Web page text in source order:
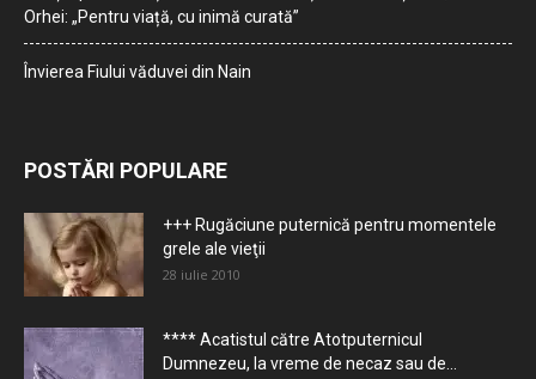
Orhei: „Pentru viață, cu inimă curată”
Învierea Fiului văduvei din Nain
POSTĂRI POPULARE
+++ Rugăciune puternică pentru momentele
grele ale vieţii
28 iulie 2010
**** Acatistul către Atotputernicul
Dumnezeu, la vreme de necaz sau de...